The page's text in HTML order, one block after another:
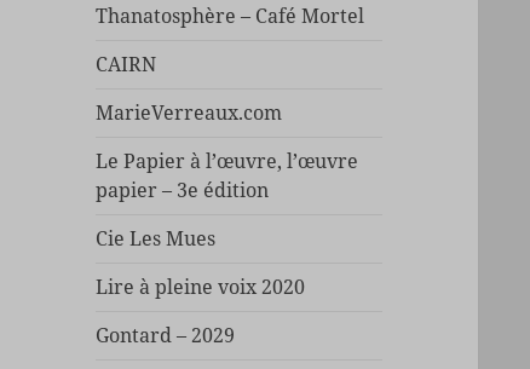
Thanatosphère – Café Mortel
CAIRN
MarieVerreaux.com
Le Papier à l’œuvre, l’œuvre
papier – 3e édition
Cie Les Mues
Lire à pleine voix 2020
Gontard – 2029